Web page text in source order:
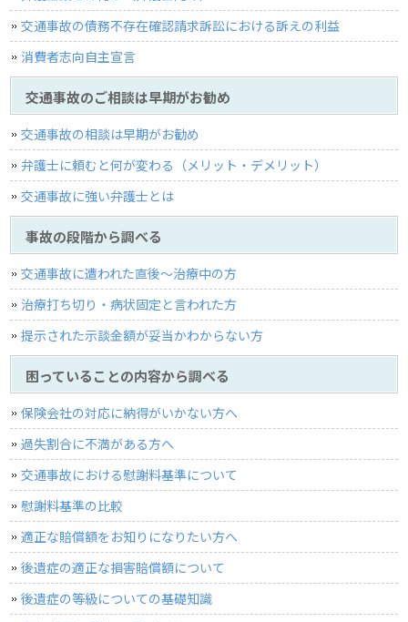
交通事故の債務不存在確認請求訴訟における訴えの利益
消費者志向自主宣言
交通事故のご相談は早期がお勧め
交通事故の相談は早期がお勧め
弁護士に頼むと何が変わる（メリット・デメリット）
交通事故に強い弁護士とは
事故の段階から調べる
交通事故に遭われた直後〜治療中の方
治療打ち切り・病状固定と言われた方
提示された示談金額が妥当かわからない方
困っていることの内容から調べる
保険会社の対応に納得がいかない方へ
過失割合に不満がある方へ
交通事故における慰謝料基準について
慰謝料基準の比較
適正な賠償額をお知りになりたい方へ
後遺症の適正な損害賠償額について
後遺症の等級についての基礎知識